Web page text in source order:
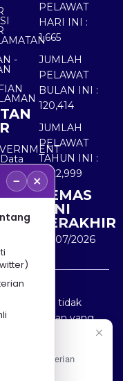
-
Awam
PELAWAT
HARI INI :
1,665
JUMLAH
PELAWAT
BULAN INI :
120,414
JUMLAH
PELAWAT
TAHUN INI :
5,522,999
KEMAS
KINI
TERAKHIR
30/07/2026
adalah tidak
kerugian yang
maklumat
− ×
Kementerian